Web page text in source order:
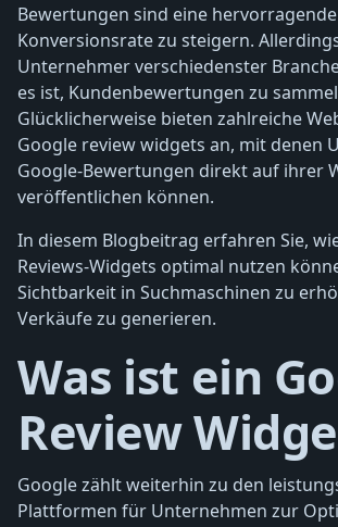
Bewertungen sind eine
Konversionsrate zu steigern.
Unternehmer verschiedenster
es ist, Kundenbewertungen zu
Glücklicherweise bieten zahlreiche
Google review widgets an, mit denen
Google-Bewertungen direkt auf ihrer
veröffentlichen können.
In diesem Blogbeitrag erfahren Sie,
Reviews-Widgets optimal nutzen
Sichtbarkeit in Suchmaschinen zu
Verkäufe zu generieren.
Was ist ein
Review
Google zählt weiterhin zu den
Plattformen für Unternehmen zur